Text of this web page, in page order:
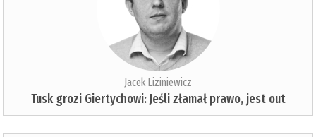
Jacek Liziniewicz
Tusk grozi Giertychowi: Jeśli złamał prawo, jest out